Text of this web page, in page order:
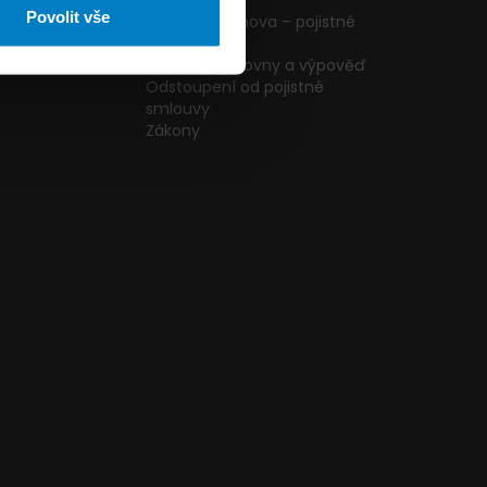
Povolit vše
Pojištění domova – pojistné
podmínky
Změna pojišťovny a výpověď
Odstoupení od pojistné
smlouvy
Zákony